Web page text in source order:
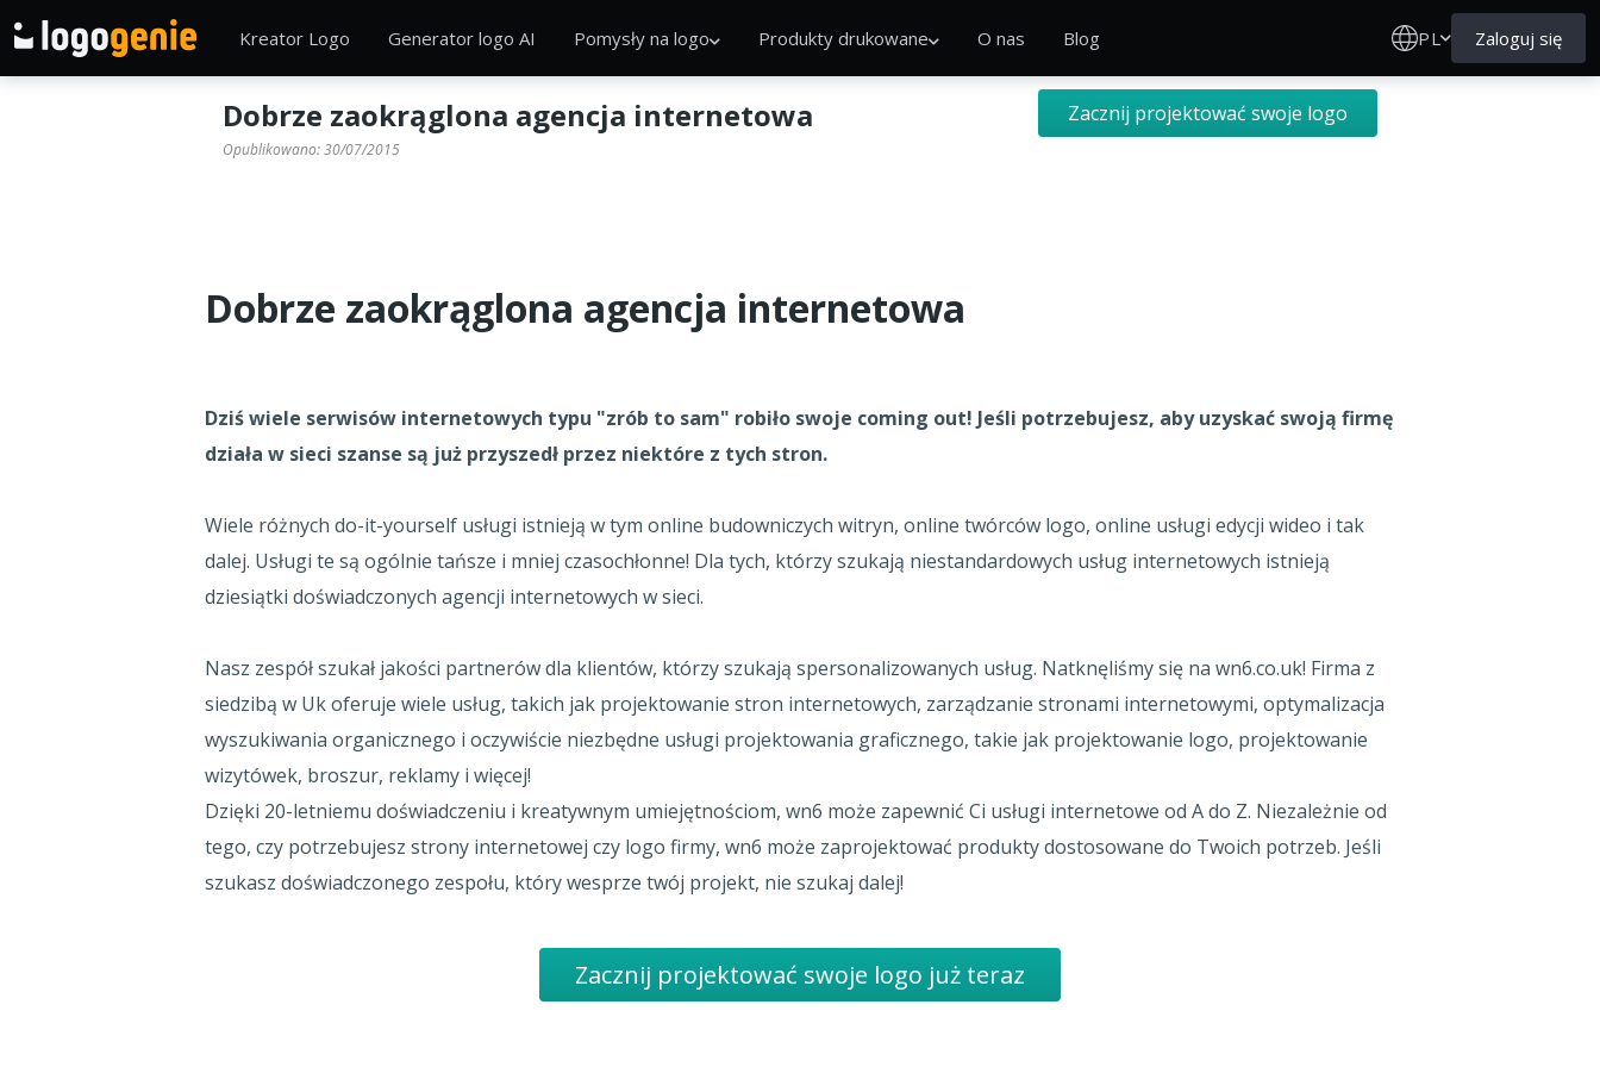
Kreator Logo Generator logo AI Pomysły na logo Produkty drukowane O nas Blog PL Zaloguj się
Zacznij projektować swoje logo
Dobrze zaokrąglona agencja internetowa
Opublikowano:30/07/2015
Dobrze zaokrąglona agencja internetowa
Dziś wiele serwisów internetowych typu "zrób to sam" robiło swoje coming out! Jeśli potrzebujesz, aby uzyskać swoją firmę
działa w sieci szanse są już przyszedł przez niektóre z tych stron.
Wiele różnych do-it-yourself usługi istnieją w tym online budowniczych witryn, online twórców logo, online usługi edycji wideo i tak
dalej. Usługi te są ogólnie tańsze i mniej czasochłonne! Dla tych, którzy szukają niestandardowych usług internetowych istnieją
dziesiątki doświadczonych agencji internetowych w sieci.
Nasz zespół szukał jakości partnerów dla klientów, którzy szukają spersonalizowanych usług. Natknęliśmy się na wn6.co.uk! Firma z
siedzibą w Uk oferuje wiele usług, takich jak projektowanie stron internetowych, zarządzanie stronami internetowymi, optymalizacja
wyszukiwania organicznego i oczywiście niezbędne usługi projektowania graficznego, takie jak projektowanie logo, projektowanie
wizytówek, broszur, reklamy i więcej!
Dzięki 20-letniemu doświadczeniu i kreatywnym umiejętnościom, wn6 może zapewnić Ci usługi internetowe od A do Z. Niezależnie od
tego, czy potrzebujesz strony internetowej czy logo firmy, wn6 może zaprojektować produkty dostosowane do Twoich potrzeb. Jeśli
szukasz doświadczonego zespołu, który wesprze twój projekt, nie szukaj dalej!
Zacznij projektować swoje logo już teraz